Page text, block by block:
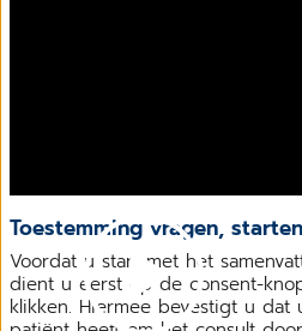
Toestemming vragen,
Voordat u start met het
dient u eerst op de consent-
klikken. Hiermee bevestigt u dat